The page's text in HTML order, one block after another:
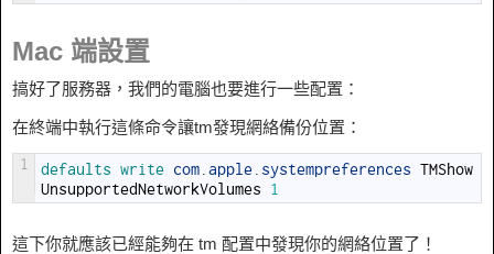
Mac 端設置
搞好了服務器，我們的電腦也要進行一些配置：
在終端中執行這條命令讓tm發現網絡備份位置：
1 defaults write com apple systempreferences TMShow
UnsupportedNetworkVolumes
1
這下你就應該已經能夠在 tm 配置中發現你的網絡位置了！